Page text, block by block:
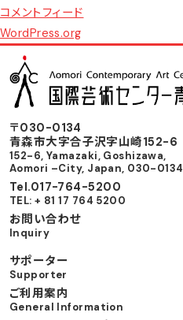
コメントフィード
WordPress.org
〒030-0134
⻘森市⼤字合⼦沢字⼭崎152-6
152-6, Yamazaki, Goshizawa,
Aomori –City, Japan, 030-0134
Tel.017-764-5200
TEL: + 81 17 764 5200
お問い合わせ
Inquiry
サポーター
Supporter
ご利用案内
General Information